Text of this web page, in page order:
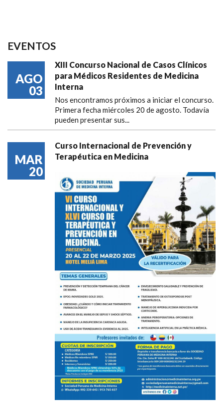
EVENTOS
AGO
03
XIII Concurso Nacional de Casos Clínicos
para Médicos Residentes de Medicina
Interna
Nos encontramos próximos a iniciar el concurso.
Primera fecha miércoles 20 de agosto. Todavía
pueden presentar sus...
MAR
20
Curso Internacional de Prevención y
Terapéutica en Medicina